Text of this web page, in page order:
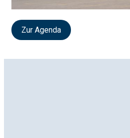
Zur Agenda